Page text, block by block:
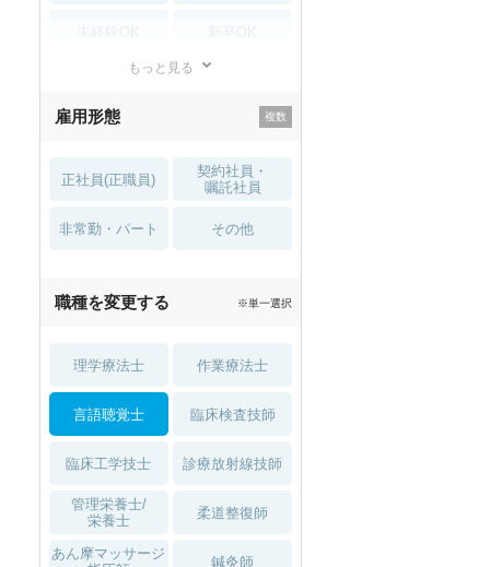
住宅手当・補助
土日祝休 無資格 OK
積極採用中 WEB面接OK
もっと見る
雇用形態
正社員(正職員)
契約社員・
嘱託社員
非常勤・パート その他
職種を変更する ※単一選択
理学療法士 作業療法士
言語聴覚士 臨床検査技師
臨床工学技士 診療放射線技師
管理栄養士/
栄養士
柔道整復師
あん摩マッサージ
鍼灸師